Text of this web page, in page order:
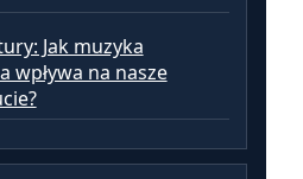
Jak muzyka
wpływa na nasze